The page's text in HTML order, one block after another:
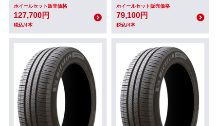
ホイールセット販売価格
127,700円
税込/4本
ホイールセット販売価格
79,100円
税込/4本